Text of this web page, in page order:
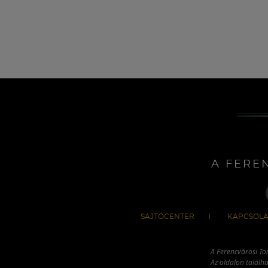
A
SAJTÓCENTER
A Ferencvárosi
Az oldalon